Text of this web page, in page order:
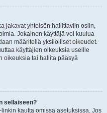
jakavat yhteisön hallittaviin osiin,
Jokainen käyttäjä voi kuulua
määritellä yksilölliset oikeudet.
käyttäjien oikeuksia useille
oikeuksia tai hallita pääsyä
sellaiseen?
kautta omissa asetuksissa. Jos